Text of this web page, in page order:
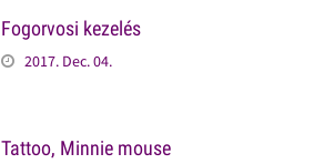
Fogorvosi kezelés
2017. Dec. 04.
Tattoo, Minnie mouse